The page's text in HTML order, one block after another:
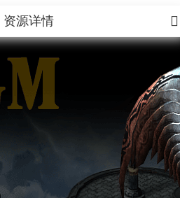

资源详情